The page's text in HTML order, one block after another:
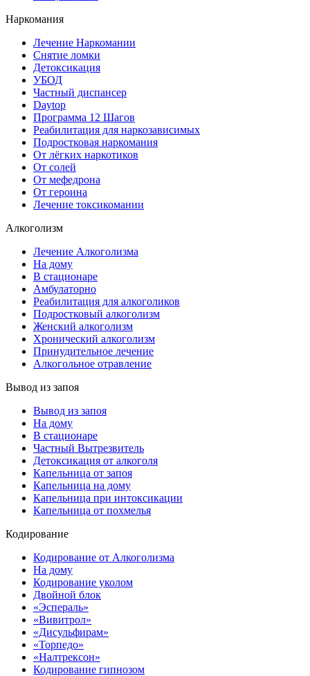
Наркомания
Лечение Наркомании
Снятие ломки
Детоксикация
УБОД
Частный диспансер
Daytop
Программа 12 Шагов
Реабилитация для наркозависимых
Подростковая наркомания
От лёгких наркотиков
От солей
От мефедрона
От героина
Лечение токсикомании
Алкоголизм
Лечение Алкоголизма
На дому
В стационаре
Амбулаторно
Реабилитация для алкоголиков
Подростковый алкоголизм
Женский алкоголизм
Хронический алкоголизм
Принудительное лечение
Алкогольное отравление
Вывод из запоя
Вывод из запоя
На дому
В стационаре
Частный Вытрезвитель
Детоксикация от алкоголя
Капельница от запоя
Капельница на дому
Капельница при интоксикации
Капельница от похмелья
Кодирование
Кодирование от Алкоголизма
На дому
Кодирование уколом
Двойной блок
«Эспераль»
«Вивитрол»
«Дисульфирам»
«Торпедо»
«Налтрексон»
Кодирование гипнозом